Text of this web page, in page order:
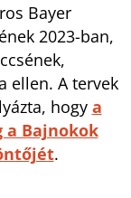
Bayer
2023-ban,
ellen. A tervek
hogy a
a Bajnokok
.